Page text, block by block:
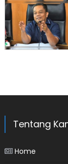
Tentang
Home